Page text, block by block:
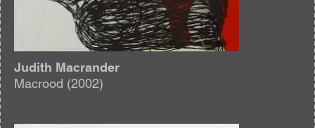
Judith Macrander
Macrood (2002)